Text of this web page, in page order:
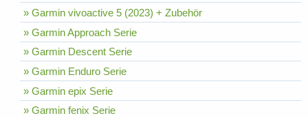
» Garmin vivoactive 5 (2023) + Zubehör
» Garmin Approach Serie
» Garmin Descent Serie
» Garmin Enduro Serie
» Garmin epix Serie
» Garmin fenix Serie